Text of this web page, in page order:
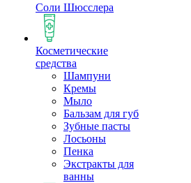
Соли Шюсслера
Косметические
средства
Шампуни
Кремы
Мыло
Бальзам для губ
Зубные пасты
Лосьоны
Пенка
Экстракты для
ванны